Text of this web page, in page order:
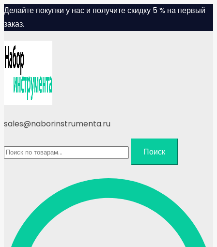
Skip
to
Делайте покупки у нас и получите скидку 5 % на первый
заказ.
sales@naborinstrumenta.ru
Искать:
Поиск